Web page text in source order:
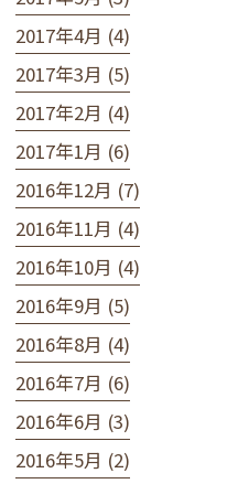
2017年4月 (4)
2017年3月 (5)
2017年2月 (4)
2017年1月 (6)
2016年12月 (7)
2016年11月 (4)
2016年10月 (4)
2016年9月 (5)
2016年8月 (4)
2016年7月 (6)
2016年6月 (3)
2016年5月 (2)